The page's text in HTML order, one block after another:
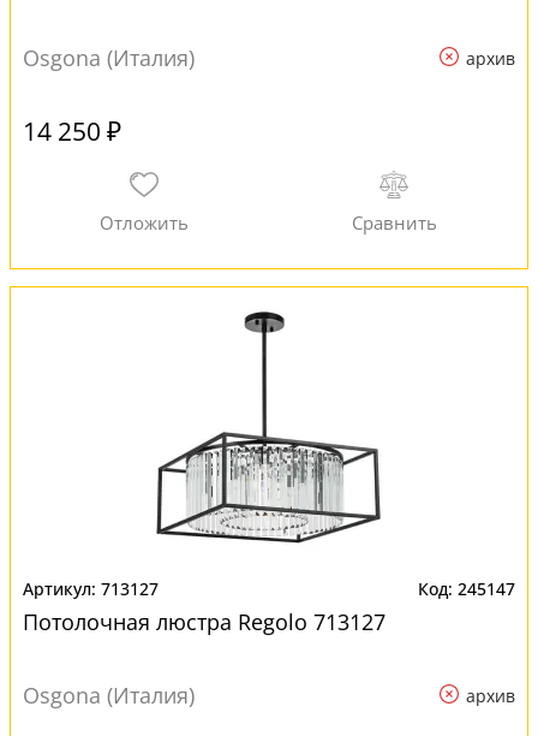
Osgona (Италия) архив
14 250 ₽
713127 245147
Потолочная люстра Regolo 713127
Osgona (Италия) архив